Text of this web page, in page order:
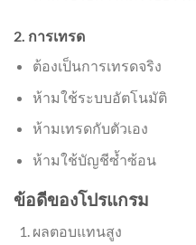
2. การเทรด
ต้องเป็นการเทรดจริง
ห้ามใช้ระบบอัตโนมัติ
ห้ามเทรดกับตัวเอง
ห้ามใช้บัญชีซ้ำซ้อน
ข้อดีของโปรแกรม
ผลตอบแทนสูง